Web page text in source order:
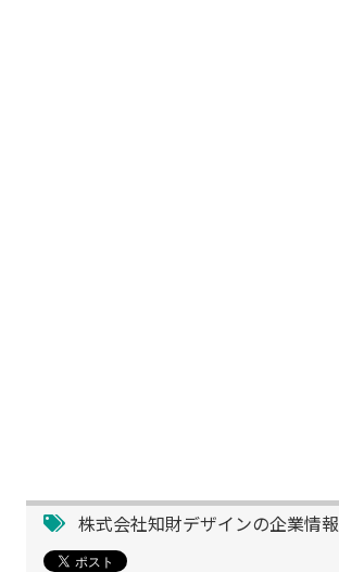
株式会社知財デザインの企業情報